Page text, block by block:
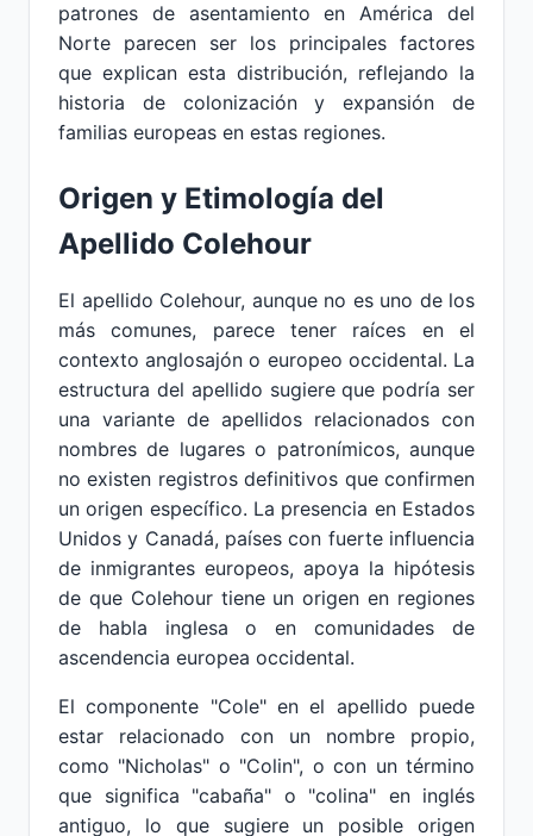
patrones de asentamiento en América del
Norte parecen ser los principales factores
que explican esta distribución, reflejando la
historia de colonización y expansión de
familias europeas en estas regiones.
Origen y Etimología del
Apellido Colehour
El apellido Colehour, aunque no es uno de los
más comunes, parece tener raíces en el
contexto anglosajón o europeo occidental. La
estructura del apellido sugiere que podría ser
una variante de apellidos relacionados con
nombres de lugares o patronímicos, aunque
no existen registros definitivos que confirmen
un origen específico. La presencia en Estados
Unidos y Canadá, países con fuerte influencia
de inmigrantes europeos, apoya la hipótesis
de que Colehour tiene un origen en regiones
de habla inglesa o en comunidades de
ascendencia europea occidental.
El componente "Cole" en el apellido puede
estar relacionado con un nombre propio,
como "Nicholas" o "Colin", o con un término
que significa "cabaña" o "colina" en inglés
antiguo, lo que sugiere un posible origen